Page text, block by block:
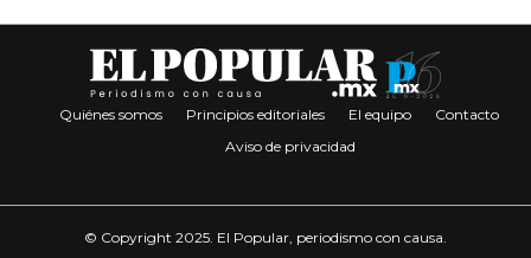
Quiénes somos Principios editoriales El equipo
Contacto
Aviso de privacidad
© Copyright 2025. El Popular, periodismo con causa.